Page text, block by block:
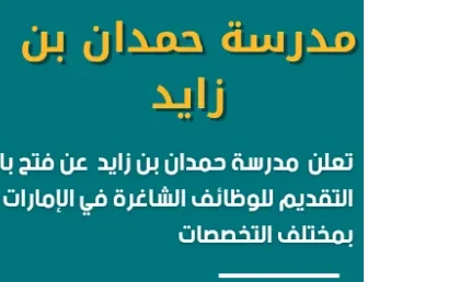
ك
ت
و
ا